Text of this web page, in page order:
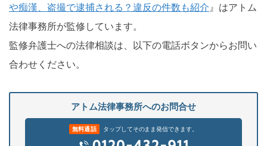
や痴漢、盗撮で逮捕される？違反の件数も紹介 』はアトム
法律事務所が監修しています。
監修弁護士への法律相談は、以下の電話ボタンからお問い
合わせください。
アトム法律事務所へのお問合せ
無料通話 タップしてそのまま発信できます。